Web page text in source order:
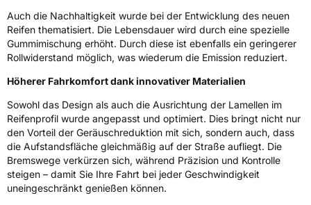
EU Label
NasshaftungA
Rollgeräusch (Klasse)A
Rollgeräusch (dB) 70
Fahrzeugklasse C1
Auch die Nachhaltigkeit wurde bei der Entwicklung des neuen
Reifen thematisiert. Die Lebensdauer wird durch eine spezielle
Gummimischung erhöht. Durch diese ist ebenfalls ein geringerer
Rollwiderstand möglich, was wiederum die Emission reduziert.
Höherer Fahrkomfort dank innovativer Materialien
Sowohl das Design als auch die Ausrichtung der Lamellen im
Reifenprofil wurde angepasst und optimiert. Dies bringt nicht nur
den Vorteil der Geräuschreduktion mit sich, sondern auch, dass
die Aufstandsfläche gleichmäßig auf der Straße aufliegt. Die
Bremswege verkürzen sich, während Präzision und Kontrolle
steigen – damit Sie Ihre Fahrt bei jeder Geschwindigkeit
uneingeschränkt genießen können.